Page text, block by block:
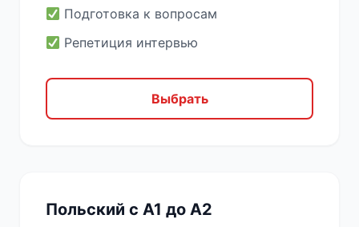
Подготовка к вопросам
Репетиция интервью
Выбрать
Польский с A1 до A2